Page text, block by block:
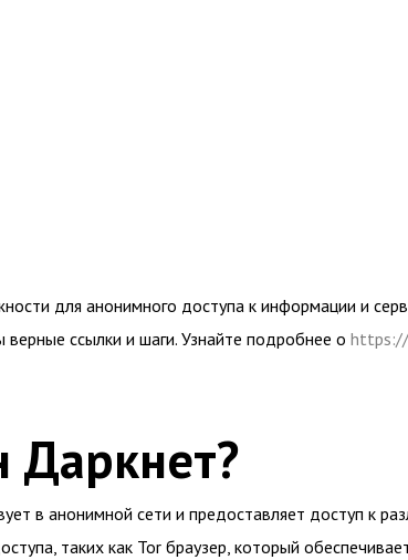
для анонимного доступа к информации и
ссылки и шаги. Узнайте подробнее о https://
Даркнет?
в анонимной сети и предоставляет доступ к
таких как Tor браузер, который